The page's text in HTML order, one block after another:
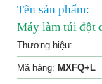
Tên sản phẩm:
Máy làm túi đột
Thương hiệu:
Mã hàng: MXFQ+L